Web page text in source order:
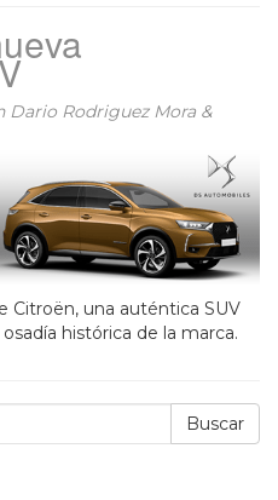
Dario Rodriguez Mora &
Citroën, una auténtica SUV
histórica de la marca.
Buscar